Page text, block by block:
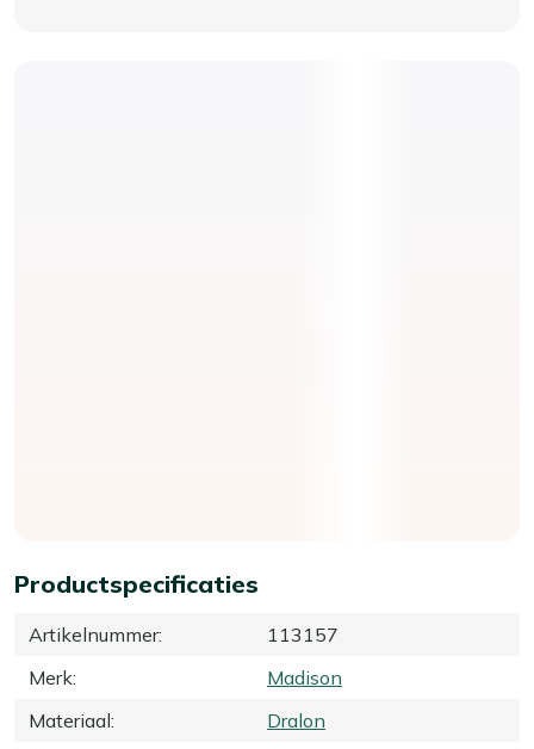
Productspecificaties
Artikelnummer:
113157
Merk:
Madison
Materiaal:
Dralon